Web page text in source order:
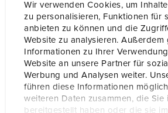
Wir verwenden Cookies, um
zu personalisieren, Funktionen für
anbieten zu können und die
Website zu analysieren. Außerdem
Informationen zu Ihrer
Website an unsere Partner für
Werbung und Analysen weiter.
führen diese Informationen
weiteren Daten zusammen, die Sie
bereitgestellt haben oder die sie
Mennekes gehörte dem Vorstand des
an. Seit Juni 2013 war er Vorsitzender
beiden Ämtern ist er nun
In dieser Zeit hat er sich große
und die deutsche Messewirtschaft
hat er sich für das
eingesetzt, mit dem vor allem kleine